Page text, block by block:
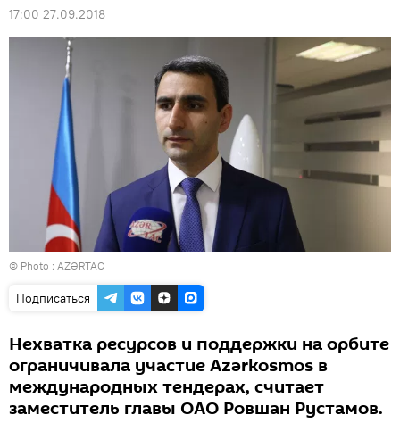
17:00 27.09.2018
© Photo : AZƏRTAC
Подписаться
Нехватка ресурсов и поддержки на орбите
ограничивала участие Azərkosmos в
международных тендерах, считает
заместитель главы ОАО Ровшан Рустамов.